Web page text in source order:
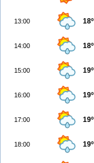
13:00 18º
14:00 18º
15:00 19º
16:00 19º
17:00 19º
18:00 19º